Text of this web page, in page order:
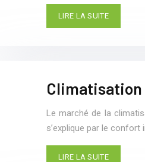
LIRE LA SUITE
Le marché de la
s’explique par le confort
LIRE LA SUITE